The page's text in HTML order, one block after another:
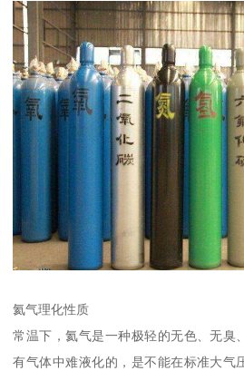
氦气理化性质
常温下，氦气是一种极轻的无色、无臭
有气体中难液化的，是不能在标准大气